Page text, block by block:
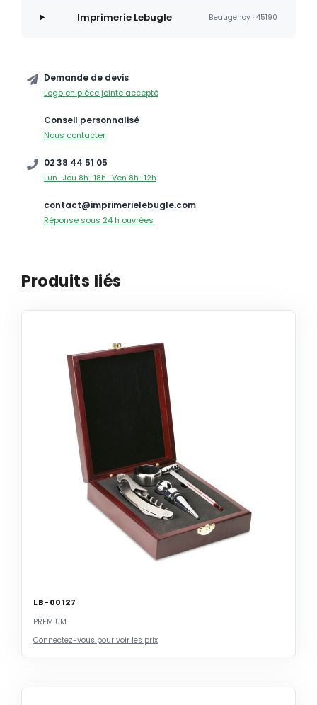
Imprimerie Lebugle Beaugency · 45190
Demande de devis
Logo en pièce jointe accepté
Conseil personnalisé
Nous contacter
02 38 44 51 05
Lun–Jeu 8h–18h · Ven 8h–12h
contact@imprimerielebugle.com
Réponse sous 24 h ouvrées
Produits liés
LB-00127
PREMIUM
Connectez-vous pour voir les prix